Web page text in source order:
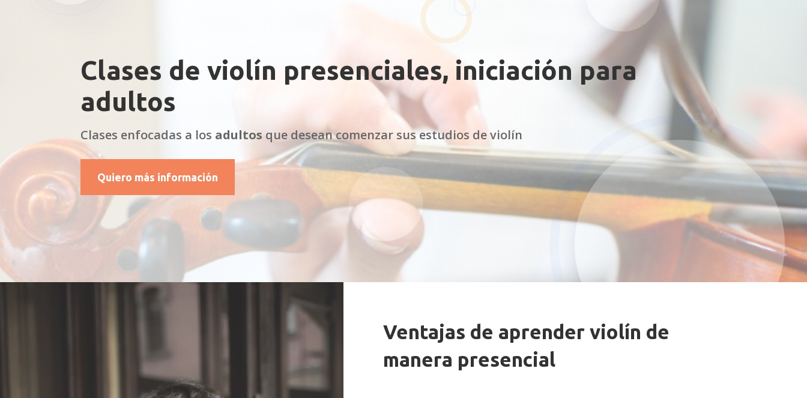
Clases de violín presenciales, iniciación para
adultos
Clases enfocadas a los adultos que desean comenzar sus estudios de violín
Quiero más información
Ventajas de aprender violín de
manera presencial